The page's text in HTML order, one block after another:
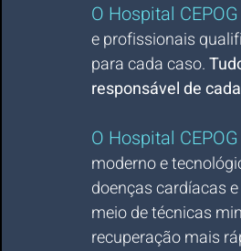
O Hospital
e profissionais
para cada caso.
responsável de
O Hospital
moderno e
doenças cardíacas
meio de técnicas
recuperação mais